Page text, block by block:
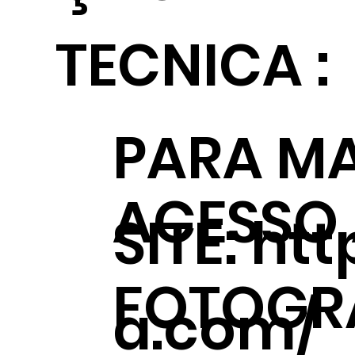
PARA
SITE:
a.com/
TECNICA :